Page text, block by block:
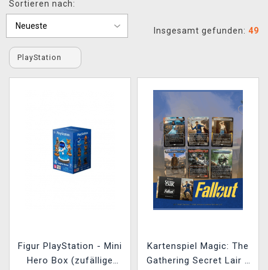
XZONE CLUB
Sortieren nach:
Insgesamt gefunden: 49
PlayStation
Figur PlayStation - Mini
Hero Box (zufällige
Kartenspiel Magic: The
Gathering Secret Lair x